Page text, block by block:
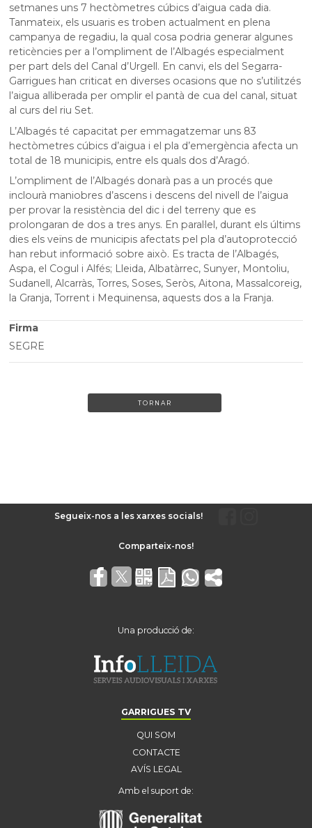
setmanes uns 7 hectòmetres cúbics d’aigua cada dia.
Tanmateix, els usuaris es troben actualment en plena
campanya de regadiu, la qual cosa podria generar algunes
reticències per a l’ompliment de l’Albagés especialment
per part dels del Canal d’Urgell. En canvi, els del Segarra-
Garrigues han criticat en diverses ocasions que no s’utilitzés
l’aigua alliberada per omplir el pantà de cua del canal, situat
al curs del riu Set.
L’Albagés té capacitat per emmagatzemar uns 83
hectòmetres cúbics d’aigua i el pla d’emergència afecta un
total de 18 municipis, entre els quals dos d’Aragó.
L’ompliment de l’Albagés donarà pas a un procés que
inclourà maniobres d’ascens i descens del nivell de l’aigua
per provar la resistència del dic i del terreny que es
prolongaran de dos a tres anys. En paral·lel, durant els últims
dies els veïns de municipis afectats pel pla d’autoprotecció
han rebut informació sobre això. Es tracta de l’Albagés,
Aspa, el Cogul i Alfés; Lleida, Albatàrrec, Sunyer, Montoliu,
Sudanell, Alcarràs, Torres, Soses, Seròs, Aitona, Massalcoreig,
la Granja, Torrent i Mequinensa, aquests dos a la Franja.
Firma
SEGRE
TORNAR
Segueix-nos a les xarxes socials!
Una producció de:
GARRIGUES TV
QUI SOM
CONTACTE
AVÍS LEGAL
Amb el suport de: